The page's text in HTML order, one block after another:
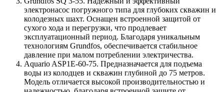
электронасос погружного типа для глубоких скважин и
колодезных шахт. Оснащен встроенной защитой от
сухого хода и перегрузки, что продлевает
эксплуатационный период. Благодаря уникальным
технологиям Grundfos, обеспечивается стабильное
давление при малом потреблении электричества.
Aquario ASP1E-60-75. Предназначается для подъема
воды из колодцев и скважин глубиной до 75 метров.
Модель отличается высокой производительностью и